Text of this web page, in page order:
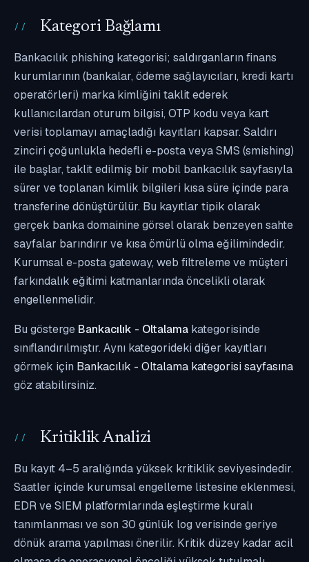
Kategori Bağlamı
Bankacılık phishing kategorisi; saldırganların finans
kurumlarının (bankalar, ödeme sağlayıcıları, kredi kartı
operatörleri) marka kimliğini taklit ederek
kullanıcılardan oturum bilgisi, OTP kodu veya kart
verisi toplamayı amaçladığı kayıtları kapsar. Saldırı
zinciri çoğunlukla hedefli e-posta veya SMS (smishing)
ile başlar, taklit edilmiş bir mobil bankacılık sayfasıyla
sürer ve toplanan kimlik bilgileri kısa süre içinde para
transferine dönüştürülür. Bu kayıtlar tipik olarak
gerçek banka domainine görsel olarak benzeyen sahte
sayfalar barındırır ve kısa ömürlü olma eğilimindedir.
Kurumsal e-posta gateway, web filtreleme ve müşteri
farkındalık eğitimi katmanlarında öncelikli olarak
engellenmelidir.
Bu gösterge Bankacılık - Oltalama kategorisinde
sınıflandırılmıştır. Aynı kategorideki diğer kayıtları
görmek için Bankacılık - Oltalama kategorisi sayfasına
göz atabilirsiniz.
Kritiklik Analizi
Bu kayıt 4–5 aralığında yüksek kritiklik seviyesindedir.
Saatler içinde kurumsal engelleme listesine eklenmesi,
EDR ve SIEM platformlarında eşleştirme kuralı
tanımlanması ve son 30 günlük log verisinde geriye
dönük arama yapılması önerilir. Kritik düzey kadar acil